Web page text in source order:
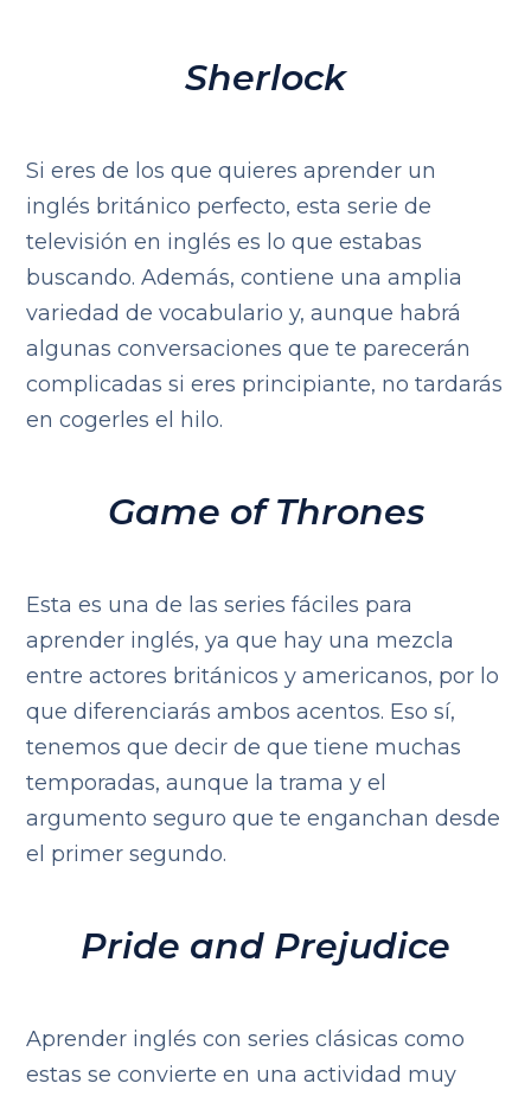
Sherlock
Si eres de los que quieres aprender un
inglés británico perfecto, esta serie de
televisión en inglés es lo que estabas
buscando. Además, contiene una amplia
variedad de vocabulario y, aunque habrá
algunas conversaciones que te parecerán
complicadas si eres principiante, no tardarás
en cogerles el hilo.
Game of Thrones
Esta es una de las series fáciles para
aprender inglés, ya que hay una mezcla
entre actores británicos y americanos, por lo
que diferenciarás ambos acentos. Eso sí,
tenemos que decir de que tiene muchas
temporadas, aunque la trama y el
argumento seguro que te enganchan desde
el primer segundo.
Pride and Prejudice
Aprender inglés con series clásicas como
estas se convierte en una actividad muy